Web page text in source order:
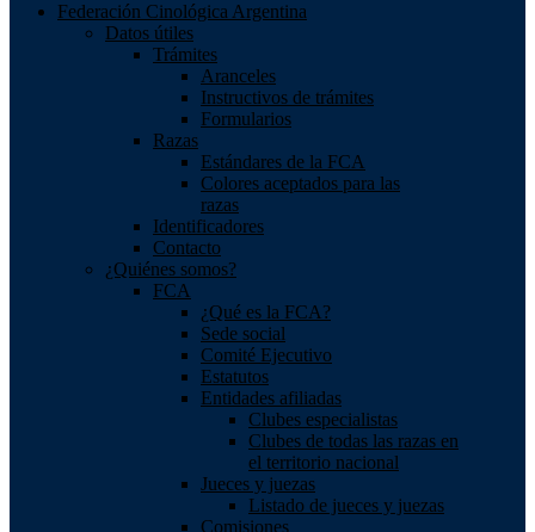
Federación Cinológica Argentina
Datos útiles
Trámites
Aranceles
Instructivos de trámites
Formularios
Razas
Estándares de la FCA
Colores aceptados para las
razas
Identificadores
Contacto
¿Quiénes somos?
FCA
¿Qué es la FCA?
Sede social
Comité Ejecutivo
Estatutos
Entidades afiliadas
Clubes especialistas
Clubes de todas las razas en
el territorio nacional
Jueces y juezas
Listado de jueces y juezas
Comisiones